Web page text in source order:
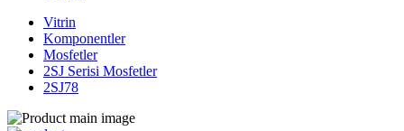
Vitrin
Komponentler
Mosfetler
2SJ Serisi Mosfetler
2SJ78